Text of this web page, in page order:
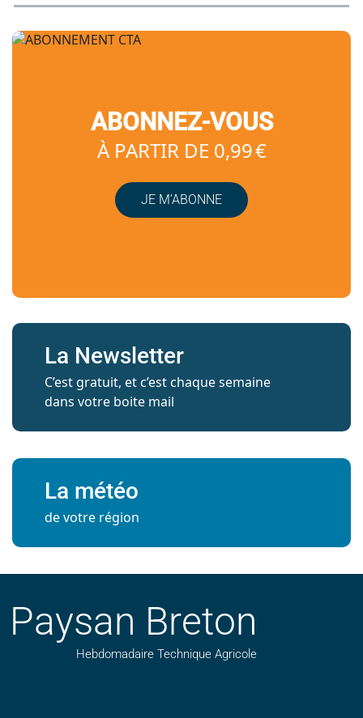
ABONNEZ-VOUS
À PARTIR DE 0,99 €
JE M’ABONNE
La Newsletter
C’est gratuit, et c’est chaque semaine
dans votre boite mail
La météo
de votre région
Paysan Breton
Hebdomadaire Technique Agricole